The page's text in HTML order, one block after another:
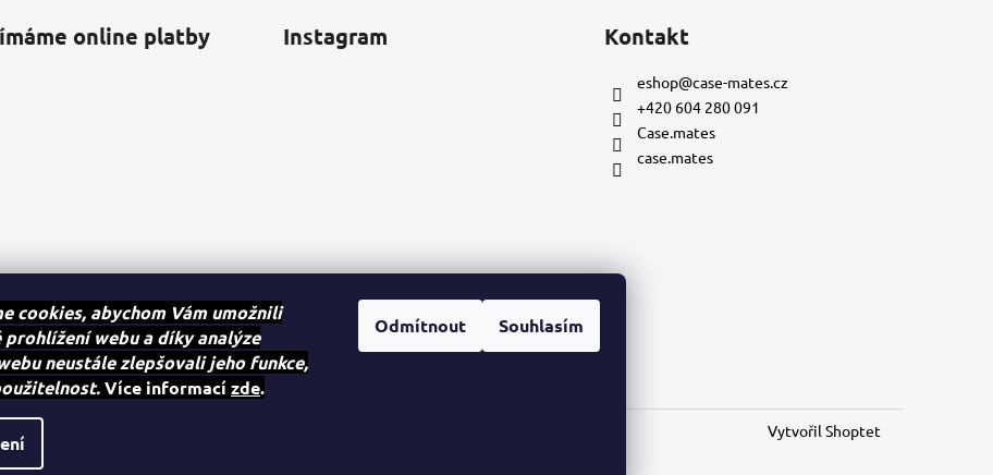
cookies, abychom Vám umožnili
prohlížení webu a díky analýze
neustále zlepšovali jeho funkce,
Více informací zde.
Odmítnout Souhlasím
online platby Instagram Kontakt
eshop@case-mates.cz
+420 604 280 091
Case.mates
case.mates
Vytvořil Shoptet